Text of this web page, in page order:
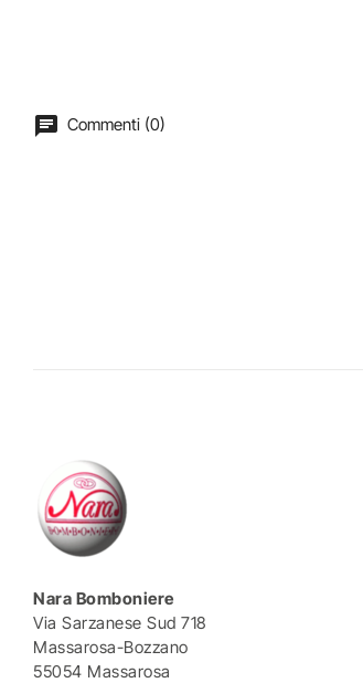
Commenti (0)
Nara Bomboniere
Via Sarzanese Sud 718
Massarosa-Bozzano
55054 Massarosa